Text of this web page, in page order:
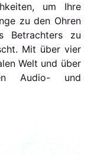
um Ihre
zu den Ohren
Betrachters zu
Mit über vier
Welt und über
Audio- und